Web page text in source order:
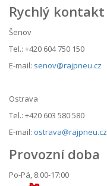
Rychlý kontakt
Šenov
Tel.: +420 604 750 150
E-mail: senov@rajpneu.cz
Ostrava
Tel.: +420 603 580 580
E-mail: ostrava@rajpneu.cz
Provozní doba
Po-Pá, 8:00-17:00